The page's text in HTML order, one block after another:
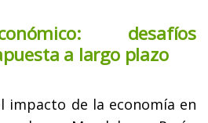
desafíos
a largo plazo
impacto de la economía en